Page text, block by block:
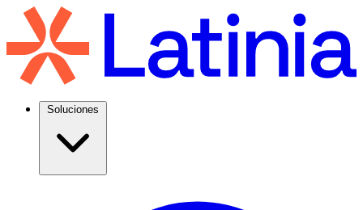
Soluciones